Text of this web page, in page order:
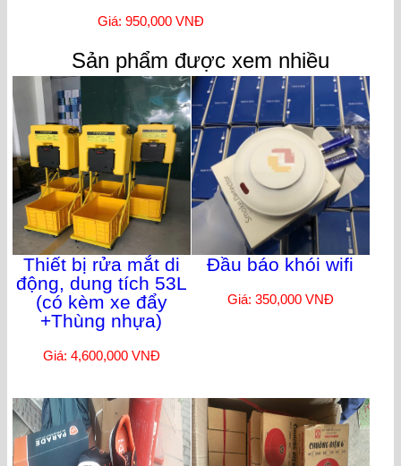
Giá: 950,000 VNĐ
Sản phẩm được xem nhiều
Thiết bị rửa mắt di
động, dung tích 53L
(có kèm xe đẩy
+Thùng nhựa)
Giá: 4,600,000 VNĐ
Đầu báo khói wifi
Giá: 350,000 VNĐ